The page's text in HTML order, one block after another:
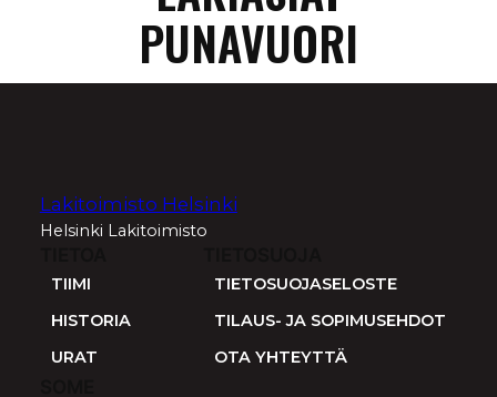
PUNAVUORI
Lakitoimisto Helsinki
Helsinki Lakitoimisto
TIIMI
HISTORIA
URAT
TIETOSUOJASELOSTE
TILAUS- JA SOPIMUSEHDOT
OTA YHTEYTTÄ